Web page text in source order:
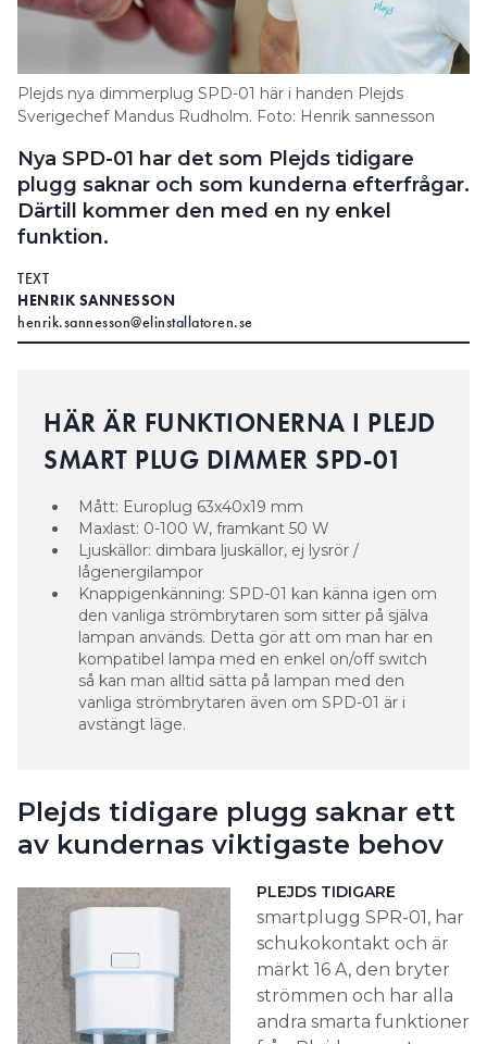
Plejds nya dimmerplug SPD-01 här i handen Plejds
Sverigechef Mandus Rudholm. Foto: Henrik sannesson
Nya SPD-01 har det som Plejds tidigare
plugg saknar och som kunderna efterfrågar.
Därtill kommer den med en ny enkel
funktion.
TEXT
HENRIK SANNESSON
henrik.sannesson@elinstallatoren.se
HÄR ÄR FUNKTIONERNA I PLEJD
SMART PLUG DIMMER SPD-01
Mått: Europlug 63x40x19 mm
Maxlast: 0-100 W, framkant 50 W
Ljuskällor: dimbara ljuskällor, ej lysrör /
lågenergilampor
Knappigenkänning: SPD-01 kan känna igen om
den vanliga strömbrytaren som sitter på själva
lampan används. Detta gör att om man har en
kompatibel lampa med en enkel on/off switch
så kan man alltid sätta på lampan med den
vanliga strömbrytaren även om SPD-01 är i
avstängt läge.
Plejds tidigare plugg saknar ett
av kundernas viktigaste behov
PLEJDS TIDIGARE
smartplugg SPR-01, har
schukokontakt och är
märkt 16 A, den bryter
strömmen och har alla
andra smarta funktioner